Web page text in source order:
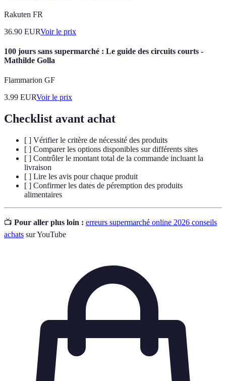
Rakuten FR
36.90 EURVoir le prix
100 jours sans supermarché : Le guide des circuits courts -
Mathilde Golla
Flammarion GF
3.99 EURVoir le prix
Checklist avant achat
[ ] Vérifier le critère de nécessité des produits
[ ] Comparer les options disponibles sur différents sites
[ ] Contrôler le montant total de la commande incluant la
livraison
[ ] Lire les avis pour chaque produit
[ ] Confirmer les dates de péremption des produits
alimentaires
📺 Pour aller plus loin : erreurs supermarché online 2026 conseils
achats sur YouTube